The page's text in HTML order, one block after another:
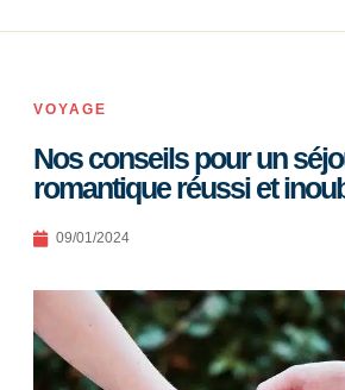
VOYAGE
Nos conseils pour un
romantique réussi et
09/01/2024